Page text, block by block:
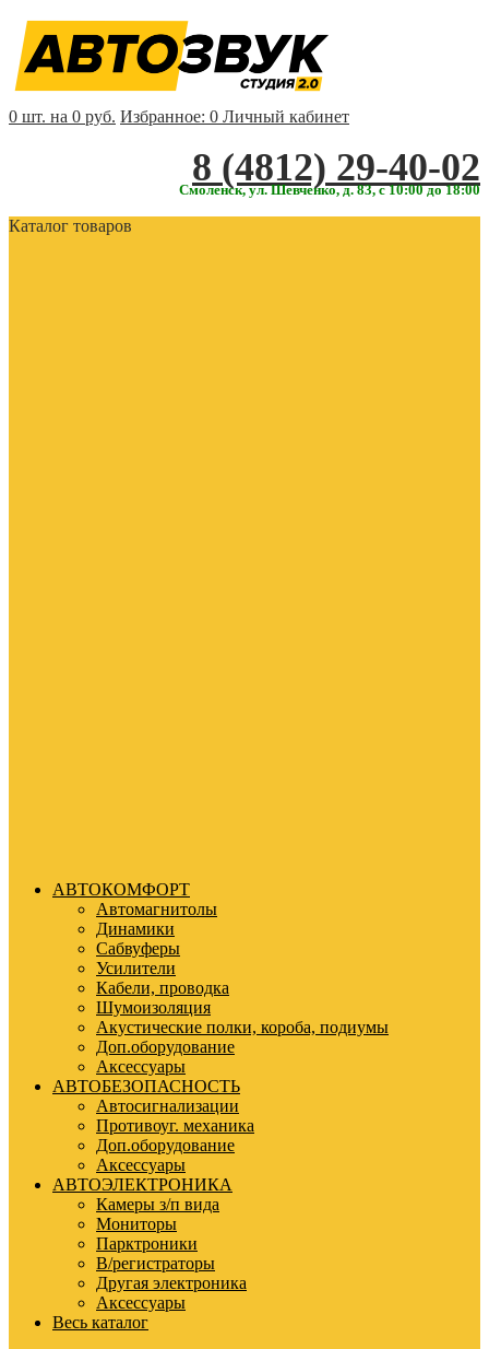
0 шт. на 0 руб. Избранное: 0 Личный кабинет
‎‎8 (4812) 29-40-02
Смоленск, ул. Шевченко, д. 83, с 10:00 до 18:00
Каталог товаров
АВТОКОМФОРТ
Автомагнитолы
Динамики
Сабвуферы
Усилители
Кабели, проводка
Шумоизоляция
Акустические полки, короба, подиумы
Доп.оборудование
Аксессуары
АВТОБЕЗОПАСНОСТЬ
Автосигнализации
Противоуг. механика
Доп.оборудование
Аксессуары
АВТОЭЛЕКТРОНИКА
Камеры з/п вида
Мониторы
Парктроники
В/регистраторы
Другая электроника
Аксессуары
Весь каталог